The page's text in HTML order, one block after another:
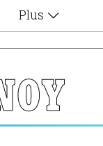
Plus
Αφιερώματα
Ζώδια